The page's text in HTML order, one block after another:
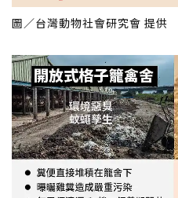
圖／台灣動物社會研究會 提供